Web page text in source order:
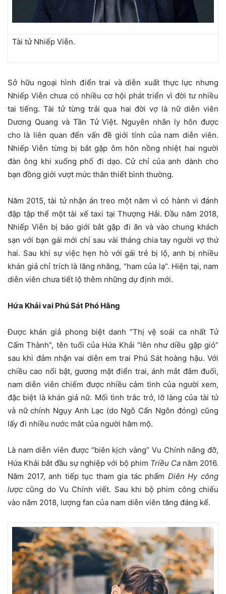
Tài tử Nhiếp Viễn.
Sở hữu ngoại hình điển trai và diễn xuất thực lực nhưng
Nhiếp Viễn chưa có nhiều cơ hội phát triển vì đời tư nhiều
tai tiếng. Tài tử từng trải qua hai đời vợ là nữ diễn viên
Dương Quang và Tần Tử Việt. Nguyên nhân ly hôn được
cho là liên quan đến vấn đề giới tính của nam diễn viên.
Nhiếp Viễn từng bị bắt gặp ôm hôn nồng nhiệt hai người
đàn ông khi xuống phố đi dạo. Cử chỉ của anh dành cho
bạn đồng giới vượt mức thân thiết bình thường.
Năm 2015, tài tử nhận án treo một năm vì có hành vi đánh
đập tập thể một tài xế taxi tại Thượng Hải. Đầu năm 2018,
Nhiếp Viễn bị báo giới bắt gặp đi ăn và vào chung khách
sạn với bạn gái mới chỉ sau vài tháng chia tay người vợ thứ
hai. Sau khi sự việc hẹn hò với gái trẻ bị lộ, anh bị nhiều
khán giả chỉ trích là lăng nhăng, “ham của lạ”. Hiện tại, nam
diễn viên chưa tiết lộ thêm những dự định mới.
Hứa Khải vai Phú Sát Phó Hằng
Được khán giả phong biệt danh “Thị vệ soái ca nhất Tử
Cấm Thành”, tên tuổi của Hứa Khải “lên như diều gặp gió”
sau khi đảm nhận vai diễn em trai Phú Sát hoàng hậu. Với
chiều cao nổi bật, gương mặt điển trai, ánh mắt đắm đuối,
nam diễn viên chiếm được nhiều cảm tình của người xem,
đặc biệt là khán giả nữ. Mối tình trắc trở, lỡ làng của tài tử
và nữ chính Ngụy Anh Lạc (do Ngô Cẩn Ngôn đóng) cũng
lấy đi nhiều nước mắt của người hâm mộ.
Là nam diễn viên được “biên kịch vàng” Vu Chính nâng đỡ,
Hứa Khải bắt đầu sự nghiệp với bộ phim Triều Ca năm 2016.
Năm 2017, anh tiếp tục tham gia tác phẩm Diên Hy công
lược cũng do Vu Chính viết. Sau khi bộ phim công chiếu
vào năm 2018, lượng fan của nam diễn viên tăng đáng kể.